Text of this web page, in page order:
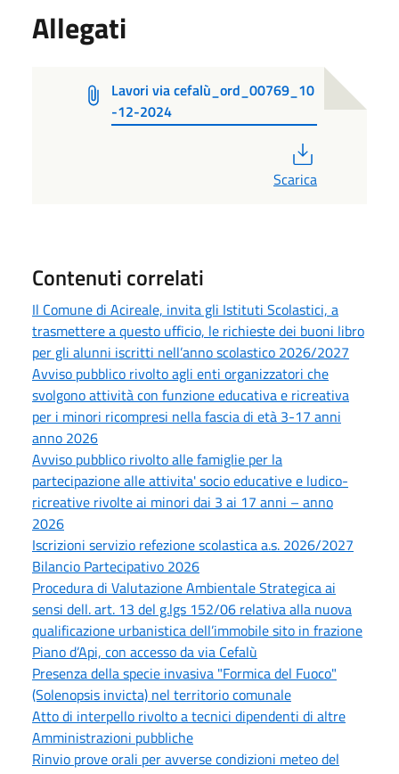
Allegati
Lavori via cefalù_ord_00769_10
-12-2024
Scarica
Contenuti correlati
Il Comune di Acireale, invita gli Istituti Scolastici, a
trasmettere a questo ufficio, le richieste dei buoni libro
per gli alunni iscritti nell’anno scolastico 2026/2027
Avviso pubblico rivolto agli enti organizzatori che
svolgono attività con funzione educativa e ricreativa
per i minori ricompresi nella fascia di età 3-17 anni
anno 2026
Avviso pubblico rivolto alle famiglie per la
partecipazione alle attivita' socio educative e ludico-
ricreative rivolte ai minori dai 3 ai 17 anni – anno
2026
Iscrizioni servizio refezione scolastica a.s. 2026/2027
Bilancio Partecipativo 2026
Procedura di Valutazione Ambientale Strategica ai
sensi dell. art. 13 del g.lgs 152/06 relativa alla nuova
qualificazione urbanistica dell’immobile sito in frazione
Piano d’Api, con accesso da via Cefalù
Presenza della specie invasiva "Formica del Fuoco"
(Solenopsis invicta) nel territorio comunale
Atto di interpello rivolto a tecnici dipendenti di altre
Amministrazioni pubbliche
Rinvio prove orali per avverse condizioni meteo del